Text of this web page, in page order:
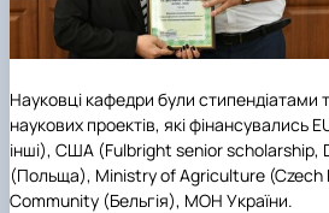
Науковці кафедри були стипендіатами
наукових проектів, які фінансувались
інші), США (Fulbright senior scholarship,
(Польща), Ministry of Agriculture (Czech
Community (Бельгія), МОН України.